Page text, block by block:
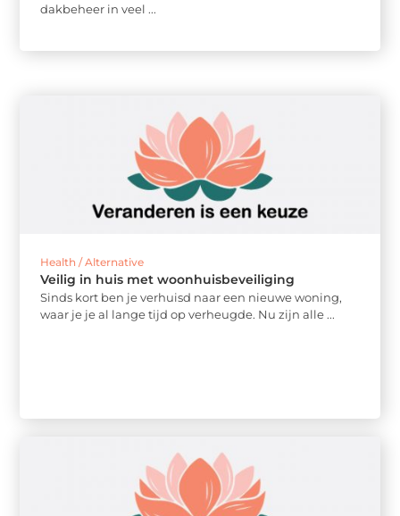
dakbeheer in veel ...
Health / Alternative
Veilig in huis met woonhuisbeveiliging
Sinds kort ben je verhuisd naar een nieuwe woning,
waar je je al lange tijd op verheugde. Nu zijn alle ...